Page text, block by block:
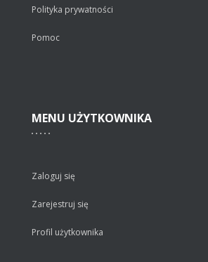
Polityka prywatności
Pomoc
MENU UŻYTKOWNIKA
Zaloguj się
Zarejestruj się
Profil użytkownika